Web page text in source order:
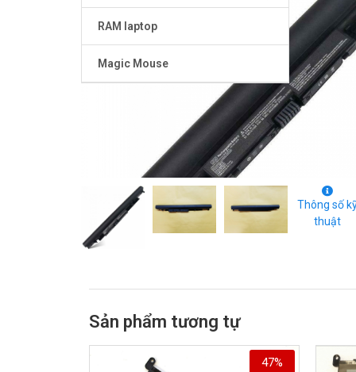
RAM laptop
Magic Mouse
Thông số
thuật
Sản phẩm tương tự
47%